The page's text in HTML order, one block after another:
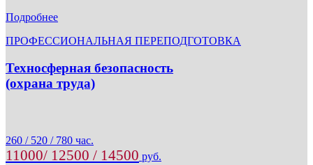
Подробнее
ПРОФЕССИОНАЛЬНАЯ ПЕРЕПОДГОТОВКА
Техносферная безопасность
(охрана труда)
260 / 520 / 780 час.
11000/ 12500 / 14500 руб.